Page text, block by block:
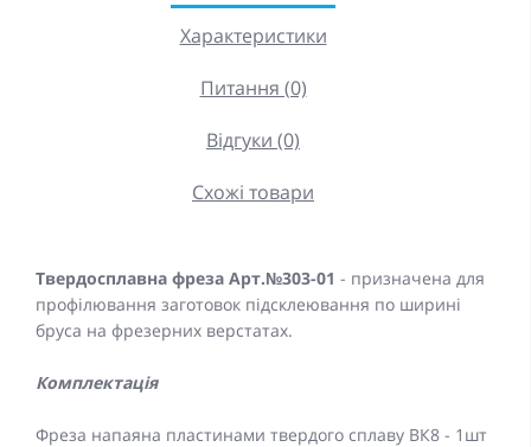
Характеристики
Питання (0)
Відгуки (0)
Схожі товари
Твердосплавна фреза Арт.№303-01 - призначена для
профілювання заготовок підсклеювання по ширині
бруса на фрезерних верстатах.
Комплектація
Фреза напаяна пластинами твердого сплаву ВК8 - 1шт